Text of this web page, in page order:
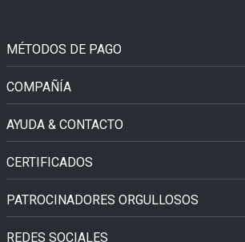
MÉTODOS DE PAGO
COMPAÑÍA
AYUDA & CONTACTO
CERTIFICADOS
PATROCINADORES ORGULLOSOS
REDES SOCIALES